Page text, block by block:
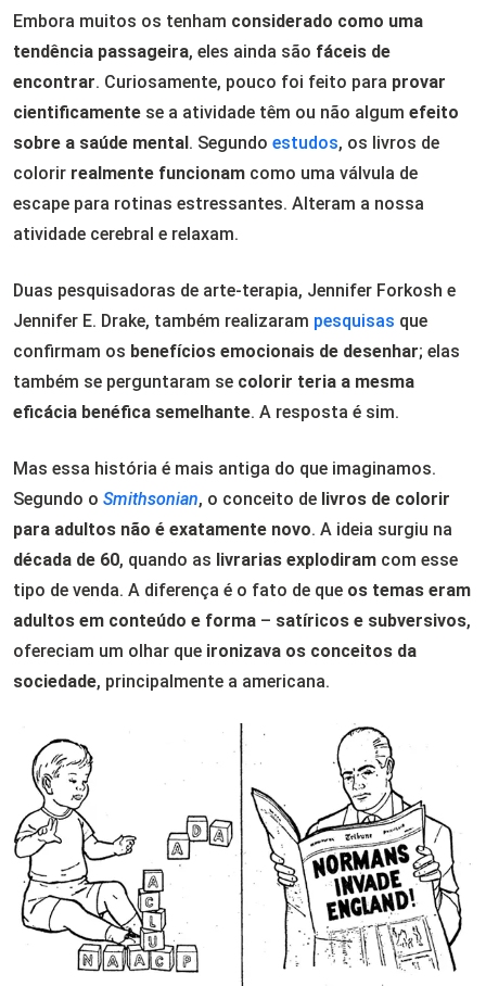
Embora muitos os tenham considerado como uma
tendência passageira, eles ainda são fáceis de
encontrar. Curiosamente, pouco foi feito para provar
cientificamente se a atividade têm ou não algum efeito
sobre a saúde mental. Segundo estudos, os livros de
colorir realmente funcionam como uma válvula de
escape para rotinas estressantes. Alteram a nossa
atividade cerebral e relaxam.
Duas pesquisadoras de arte-terapia, Jennifer Forkosh e
Jennifer E. Drake, também realizaram pesquisas que
confirmam os benefícios emocionais de desenhar; elas
também se perguntaram se colorir teria a mesma
eficácia benéfica semelhante. A resposta é sim.
Mas essa história é mais antiga do que imaginamos.
Segundo o Smithsonian, o conceito de livros de colorir
para adultos não é exatamente novo. A ideia surgiu na
década de 60, quando as livrarias explodiram com esse
tipo de venda. A diferença é o fato de que os temas eram
adultos em conteúdo e forma – satíricos e subversivos,
ofereciam um olhar que ironizava os conceitos da
sociedade, principalmente a americana.